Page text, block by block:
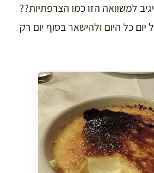
למשוואה הזו כמו הצרפתיות??
יום כל היום ולהישאר בסוף יום רק